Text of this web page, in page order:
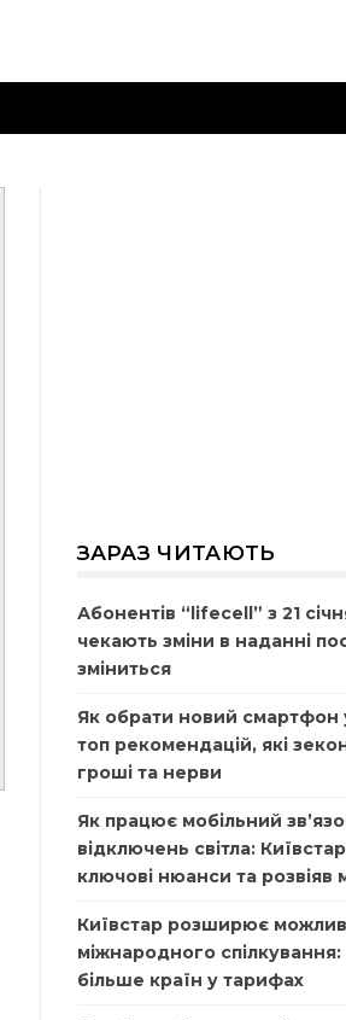
ЗАРАЗ ЧИТАЮТЬ
Абонентів “lifecell” з 21
чекають зміни в наданні
зміниться
Як обрати новий смартфон
топ рекомендацій, які
гроші та нерви
Як працює мобільний
відключень світла:
ключові нюанси та розвіяв
Київстар розширює
міжнародного спілкування:
більше країн у тарифах